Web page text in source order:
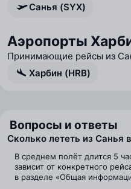
Санья (SYX)
Аэропорты
Принимающие рейсы из
Харбин (HRB)
Вопросы и ответы
Сколько лететь из Санья
В среднем полёт длится 5
зависит от конкретного
в разделе «Общая